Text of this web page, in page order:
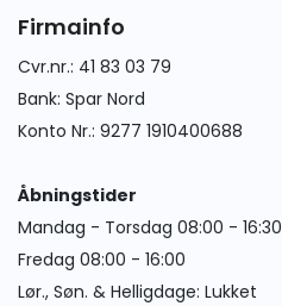
Firmainfo
Cvr.nr.: 41 83 03 79
Bank: Spar Nord
Konto Nr.: 9277 1910400688
Åbningstider
Mandag - Torsdag 08:00 - 16:30
Fredag 08:00 - 16:00
Lør., Søn. & Helligdage: Lukket